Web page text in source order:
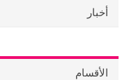
أخبار
الأقسام